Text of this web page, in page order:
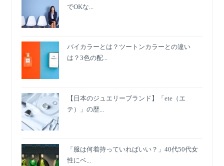
でOKな...
バイカラーとは？ツートンカラーとの違い
は？3色の配...
【日本のジュエリーブランド】「ete（エ
テ）」の歴...
「服は何着持っていればいい？」40代50代女
性にベ...